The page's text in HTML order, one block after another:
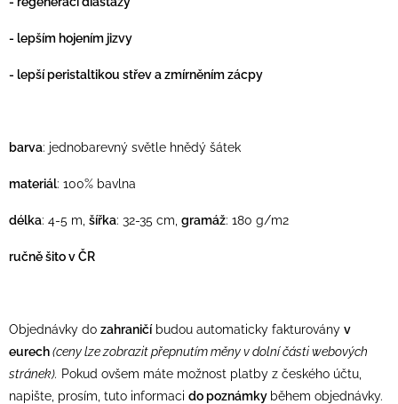
- lepším hojením jizvy
- lepší peristaltikou střev azmírněnímzácpy
barva: jednobarevný světle hnědý šátek
materiál: 100% bavlna
délka: 4-5 m, šířka: 32-35 cm, gramáž: 180 g/m2
ručně šito v ČR
Objednávky do zahraničíbudou automaticky fakturovány v
eurech(ceny lze zobrazit přepnutím měny v dolní části webových
stránek). Pokud ovšem máte možnost platby z českého účtu,
napište, prosím, tuto informaci do poznámky během objednávky.